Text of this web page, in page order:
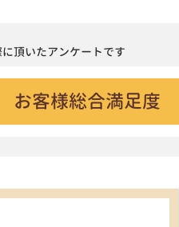
頂いたアンケートです
お客様総合満足度